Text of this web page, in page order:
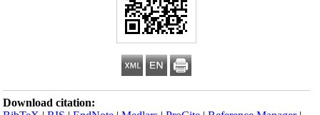
Download citation: